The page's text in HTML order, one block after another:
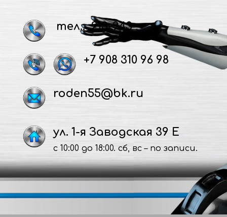
тел.: 213-943
+7 908 310 96 98
roden55@bk.ru
ул. 1-я Заводская 39 Е
с 10:00 до 18:00. сб, вс – по записи.